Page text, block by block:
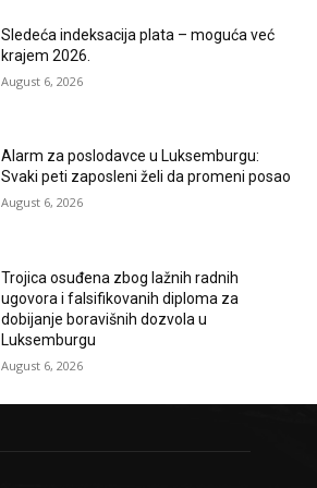
Sledeća indeksacija plata – moguća već
krajem 2026.
August 6, 2026
Alarm za poslodavce u Luksemburgu:
Svaki peti zaposleni želi da promeni posao
August 6, 2026
Trojica osuđena zbog lažnih radnih
ugovora i falsifikovanih diploma za
dobijanje boravišnih dozvola u
Luksemburgu
August 6, 2026